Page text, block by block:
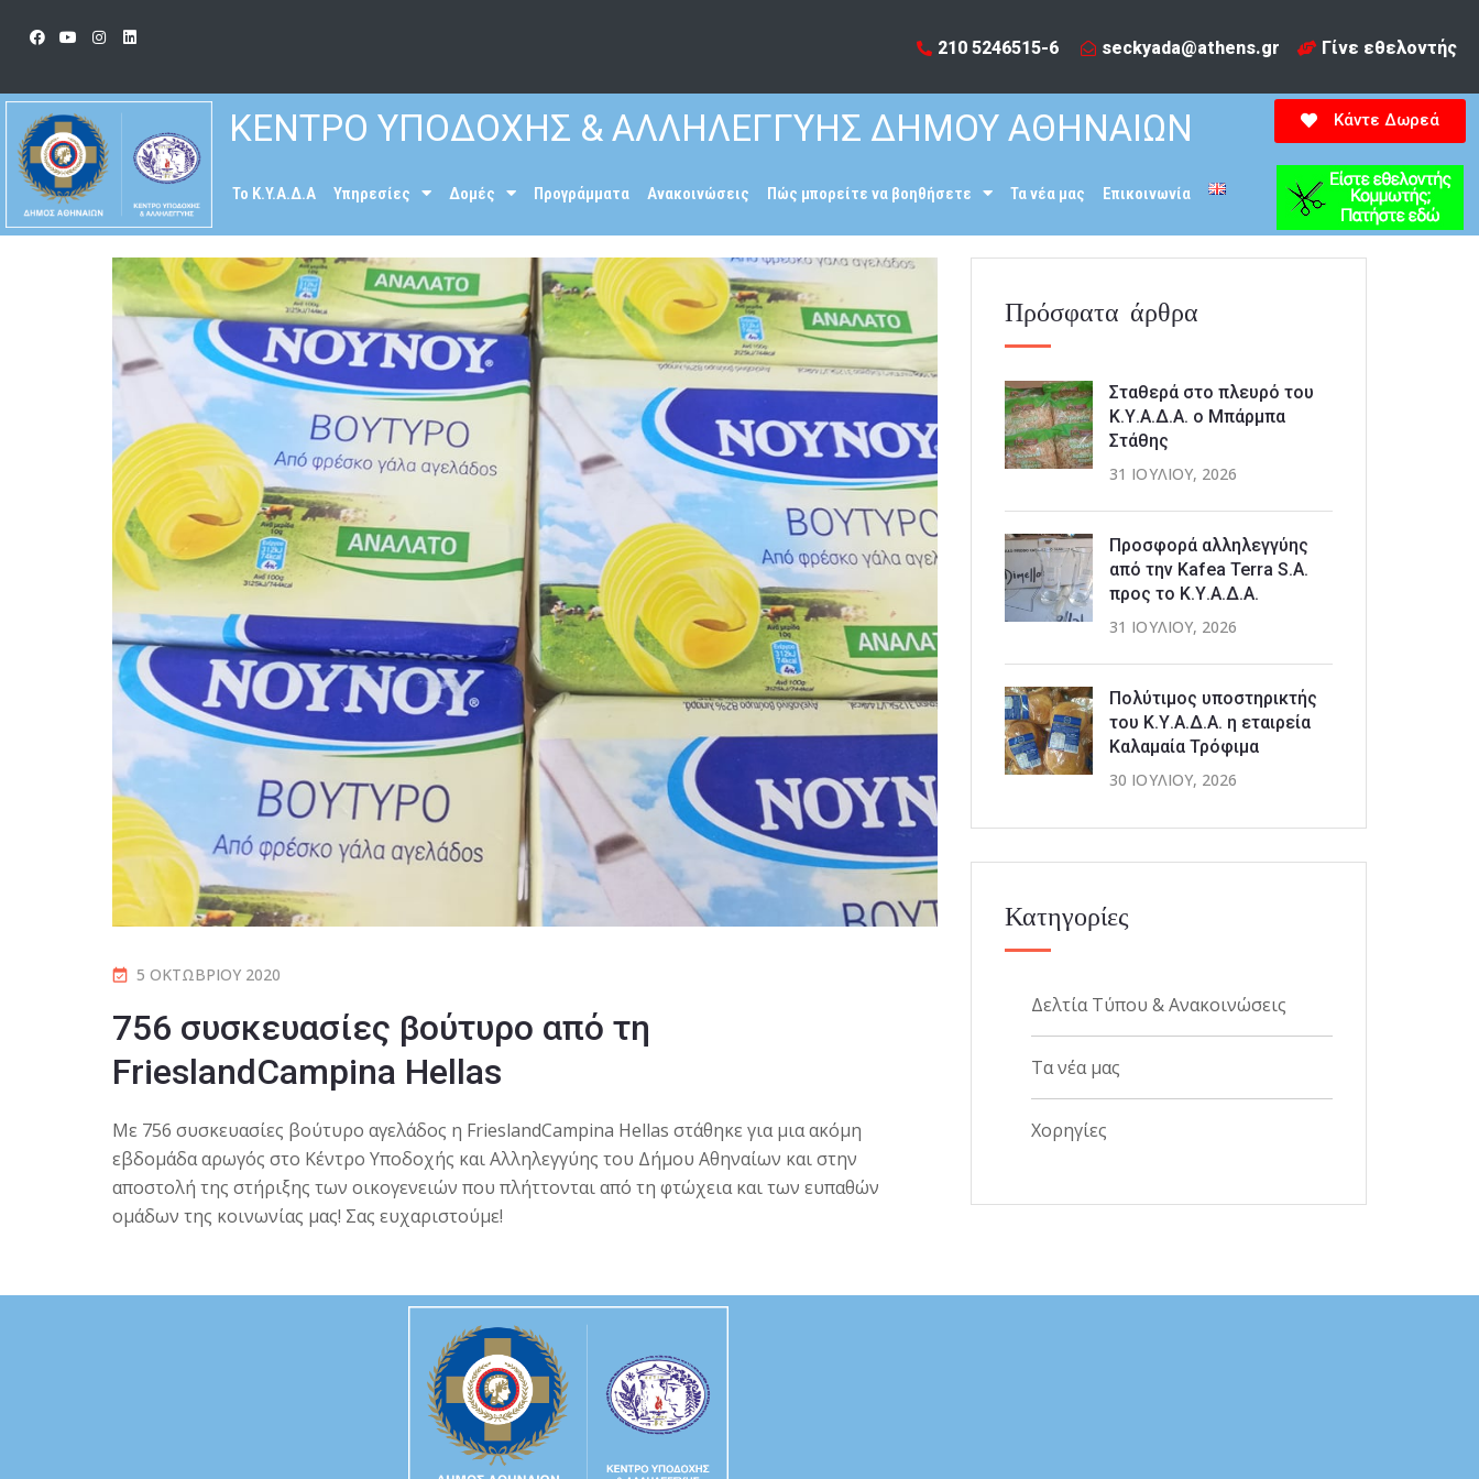
210 5246515-6​ seckyada@athens.gr Γίνε εθελοντής
ΚΕΝΤΡΟ ΥΠΟΔΟΧΗΣ & ΑΛΛΗΛΕΓΓΥΗΣ ΔΗΜΟΥ ΑΘΗΝΑΙΩΝ
To K.Y.A.Δ.Α Υπηρεσίες Δομές Προγράμματα Ανακοινώσεις Πώς μπορείτε να βοηθήσετε Τα νέα μας Επικοινωνία
Κάντε Δωρεά
5 ΟΚΤΩΒΡΊΟΥ 2020
756 συσκευασίες βούτυρο από τη
FrieslandCampina Hellas
Με 756 συσκευασίες βούτυρο αγελάδος η FrieslandCampina Hellas στάθηκε για μια ακόμη
εβδομάδα αρωγός στο Κέντρο Υποδοχής και Αλληλεγγύης του Δήμου Αθηναίων και στην
αποστολή της στήριξης των οικογενειών που πλήττονται από τη φτώχεια και των ευπαθών
ομάδων της κοινωνίας μας! Σας ευχαριστούμε!
Πρόσφατα άρθρα
Σταθερά στο πλευρό του
Κ.Υ.Α.Δ.Α. ο Μπάρμπα
Στάθης
31 ΙΟΥΛΊΟΥ, 2026
Προσφορά αλληλεγγύης
από την Kafea Terra S.A.
προς το Κ.Υ.Α.Δ.Α.
31 ΙΟΥΛΊΟΥ, 2026
Πολύτιμος υποστηρικτής
του Κ.Υ.Α.Δ.Α. η εταιρεία
Καλαμαία Τρόφιμα
30 ΙΟΥΛΊΟΥ, 2026
Κατηγορίες
Δελτία Τύπου & Ανακοινώσεις
Τα νέα μας
Χορηγίες